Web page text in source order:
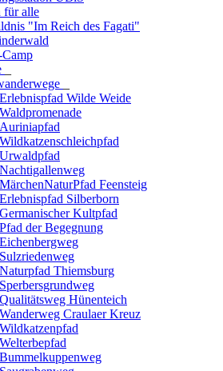
für alle
"Im Reich des Fagati"
Erlebnispfad Wilde Weide
Waldpromenade
Auriniapfad
Wildkatzenschleichpfad
Urwaldpfad
Nachtigallenweg
MärchenNaturPfad Feensteig
Erlebnispfad Silberborn
Germanischer Kultpfad
Pfad der Begegnung
Eichenbergweg
Sulzriedenweg
Naturpfad Thiemsburg
Sperbersgrundweg
Qualitätsweg Hünenteich
Wanderweg Craulaer Kreuz
Wildkatzenpfad
Welterbepfad
Bummelkuppenweg